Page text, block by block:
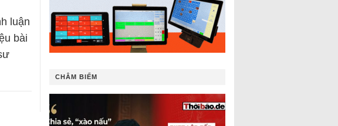
luận
bài
CHÂM BIẾM